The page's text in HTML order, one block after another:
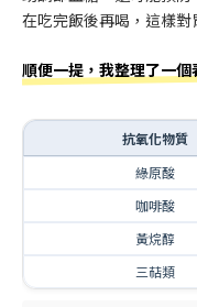
在吃完飯後再喝，這樣對
順便一提，我整理了一
抗氧化物質
綠原酸
咖啡酸
黃烷醇
三萜類